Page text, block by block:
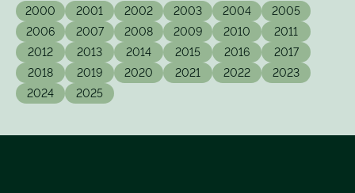
2000 2001 2002 2003 2004
2005
2006
2007 2008 2009 2010
2011
2012
2013 2014 2015 2016
2017
2018
2019 2020 2021 2022
2023
2024
2025